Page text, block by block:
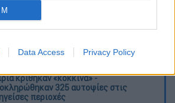
Data Access Privacy Policy
γεμάτο συγκίνηση, πάθος
κρίθηκαν «κόκκινα» -
325 αυτοψίες στις
περιοχές